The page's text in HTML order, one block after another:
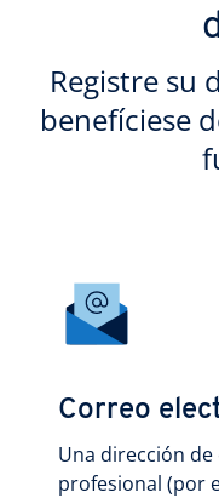
Registre su
benefíciese
Correo
Una dirección
profesional (por